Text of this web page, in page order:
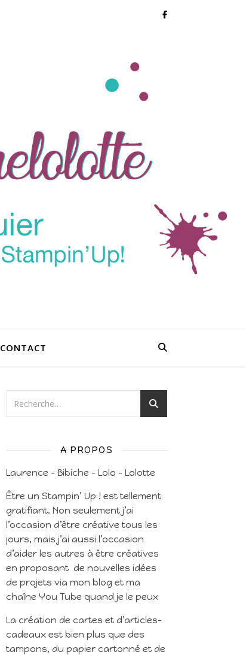
CONTACT
A PROPOS
Laurence – Bibiche – Lolo – Lolotte
Être un Stampin’ Up ! est tellement
gratifiant. Non seulement j’ai
l’occasion d’être créative tous les
jours, mais j’ai aussi l’occasion
d’aider les autres à être créatives
en proposant de nouvelles idées
de projets via mon blog et ma
chaîne You Tube quand je le peux
La création de cartes et d’articles-
cadeaux est bien plus que des
tampons, du papier cartonné et de